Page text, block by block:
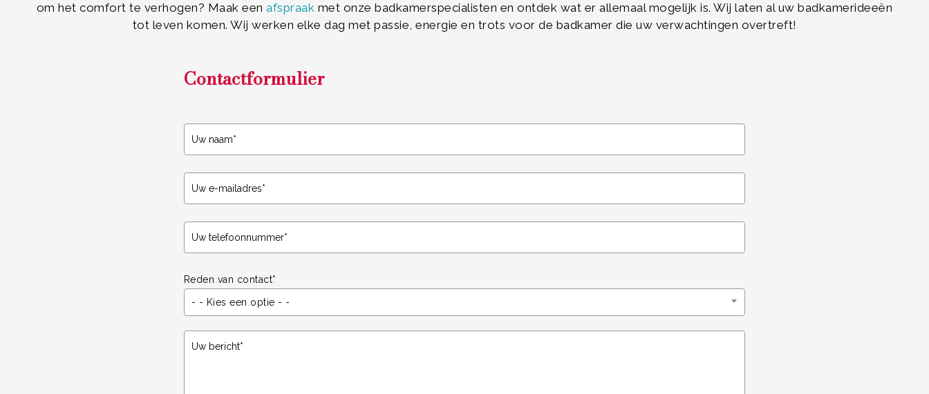
om het comfort te verhogen? Maak eenafspraak met onze badkamerspecialisten en ontdek wat er allemaal mogelijk is. Wij laten al uw badkamerideeën
tot leven komen. Wij werken elke dag met passie, energie en trots voor de badkamer die uw verwachtingen overtreft!
Contactformulier
Reden van contact*
- - Kies een optie - -